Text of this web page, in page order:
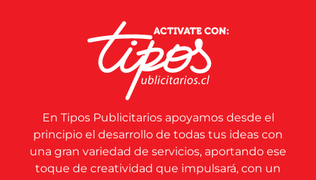
En Tipos Publicitarios apoyamos desde el
principio el desarrollo de todas tus ideas con
una gran variedad de servicios, aportando ese
toque de creatividad que impulsará, con un